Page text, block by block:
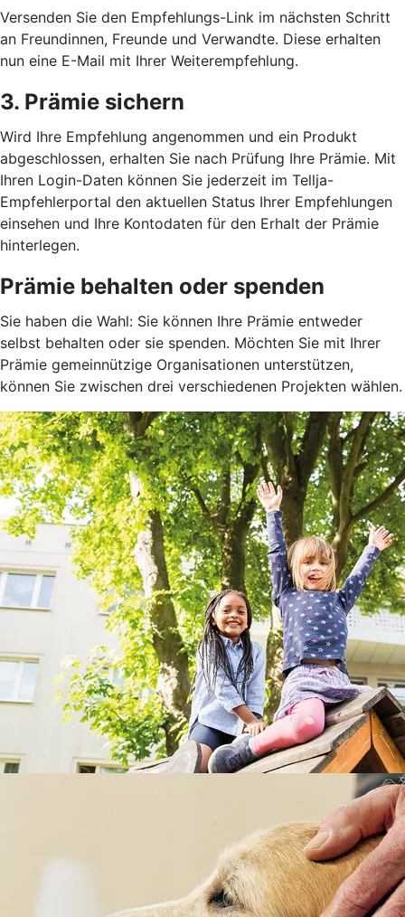
Versenden Sie den Empfehlungs-Link im nächsten Schritt
an Freundinnen, Freunde und Verwandte. Diese erhalten
nun eine E-Mail mit Ihrer Weiterempfehlung.
3. Prämie sichern
Wird Ihre Empfehlung angenommen und ein Produkt
abgeschlossen, erhalten Sie nach Prüfung Ihre Prämie. Mit
Ihren Login-Daten können Sie jederzeit im Tellja-
Empfehlerportal den aktuellen Status Ihrer Empfehlungen
einsehen und Ihre Kontodaten für den Erhalt der Prämie
hinterlegen.
Prämie behalten oder spenden
Sie haben die Wahl: Sie können Ihre Prämie entweder
selbst behalten oder sie spenden. Möchten Sie mit Ihrer
Prämie gemeinnützige Organisationen unterstützen,
können Sie zwischen drei verschiedenen Projekten wählen.